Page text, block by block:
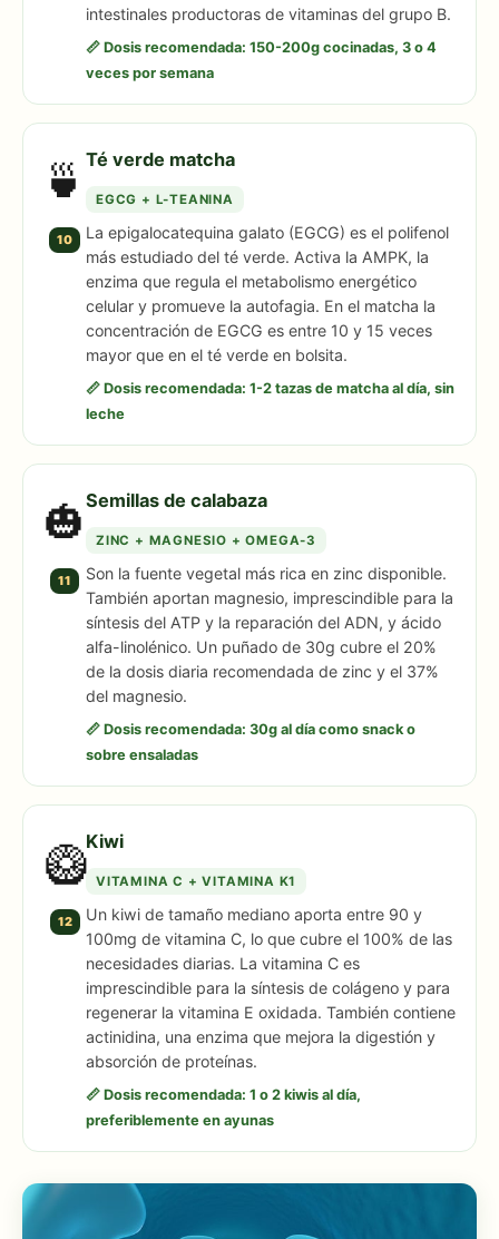
intestinales productoras de vitaminas del grupo B.
📏 Dosis recomendada: 150-200g cocinadas, 3 o 4
veces por semana
🍵
10
Té verde matcha
EGCG + L-TEANINA
La epigalocatequina galato (EGCG) es el polifenol
más estudiado del té verde. Activa la AMPK, la
enzima que regula el metabolismo energético
celular y promueve la autofagia. En el matcha la
concentración de EGCG es entre 10 y 15 veces
mayor que en el té verde en bolsita.
📏 Dosis recomendada: 1-2 tazas de matcha al día, sin
leche
🎃
11
Semillas de calabaza
ZINC + MAGNESIO + OMEGA-3
Son la fuente vegetal más rica en zinc disponible.
También aportan magnesio, imprescindible para la
síntesis del ATP y la reparación del ADN, y ácido
alfa-linolénico. Un puñado de 30g cubre el 20%
de la dosis diaria recomendada de zinc y el 37%
del magnesio.
📏 Dosis recomendada: 30g al día como snack o
sobre ensaladas
🥝
12
Kiwi
VITAMINA C + VITAMINA K1
Un kiwi de tamaño mediano aporta entre 90 y
100mg de vitamina C, lo que cubre el 100% de las
necesidades diarias. La vitamina C es
imprescindible para la síntesis de colágeno y para
regenerar la vitamina E oxidada. También contiene
actinidina, una enzima que mejora la digestión y
absorción de proteínas.
📏 Dosis recomendada: 1 o 2 kiwis al día,
preferiblemente en ayunas